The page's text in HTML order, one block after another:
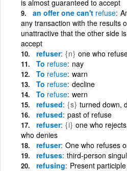
is almost guaranteed to accept
an offer one can't refuse
any transaction with the results
unattractive that the other side
accept
refuser {n} one who
To refuse nay
To refuse warn
To refuse decline
To refuse wern
refused {s} turned down,
refused past of refuse
refuser {i} one who
who denies
refuser One who refuses
refuses third-person
refusing Present